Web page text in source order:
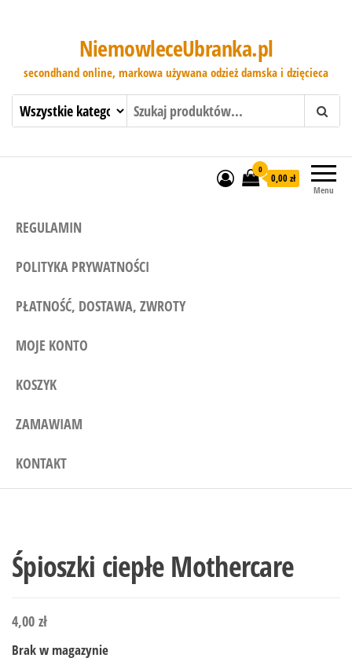
NiemowleceUbranka.pl
secondhand online, markowa używana odzież damska i dzięcieca
Menu
0
0,00 zł
REGULAMIN
POLITYKA PRYWATNOŚCI
PŁATNOŚĆ, DOSTAWA, ZWROTY
MOJE KONTO
KOSZYK
ZAMAWIAM
KONTAKT
Śpioszki ciepłe Mothercare
4,00 zł
Brak w magazynie